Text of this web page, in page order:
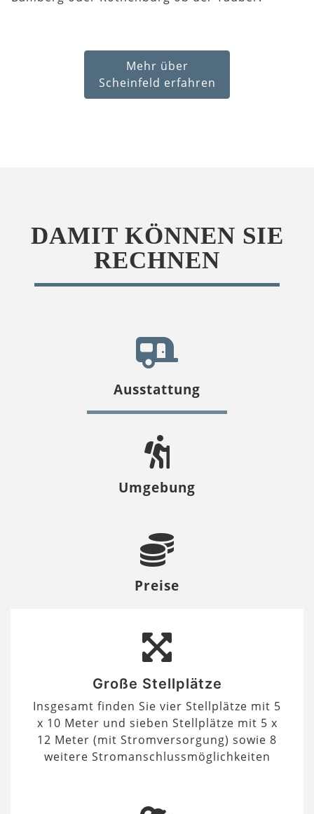
Mehr über
Scheinfeld erfahren
DAMIT KÖNNEN SIE
RECHNEN
Ausstattung
Umgebung
Preise
Große Stellplätze
Insgesamt finden Sie vier Stellplätze mit 5
x 10 Meter und sieben Stellplätze mit 5 x
12 Meter (mit Stromversorgung) sowie 8
weitere Stromanschlussmöglichkeiten